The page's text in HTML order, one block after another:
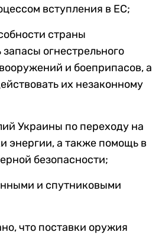
вступления в ЕС;
страны
огнестрельного
и боеприпасов, а
их незаконному
Украины по переходу на
энергии, а также помощь в
безопасности;
и спутниковыми
что поставки оружия